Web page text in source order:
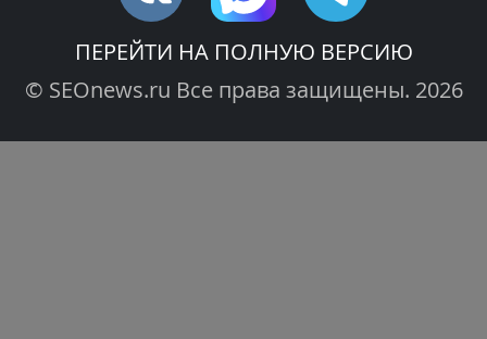
ПЕРЕЙТИ НА ПОЛНУЮ ВЕРСИЮ
© SEOnews.ru Все права защищены. 2026